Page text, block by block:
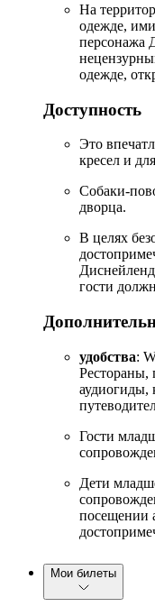
На
одежде,
персонажа
одежде,
Доступность
Это
кресел и
Собаки-
дворца.
В целях
гости
удобства:
Рестораны,
аудиогиды,
Гости
Дети
посещении
Мои билеты